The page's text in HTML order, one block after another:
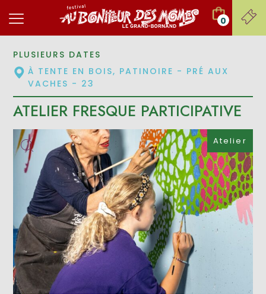
0
Atelier
PLUSIEURS DATES
À TENTE EN BOIS, PATINOIRE - PRÉ AUX
VACHES - 23
ATELIER FRESQUE PARTICIPATIVE